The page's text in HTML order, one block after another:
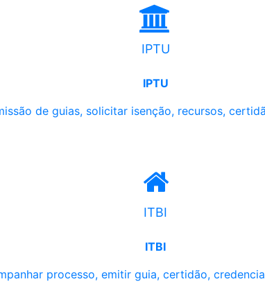
IPTU
IPTU
de guias, solicitar isenção, recursos,
ITBI
ITBI
processo, emitir guia, certidão,